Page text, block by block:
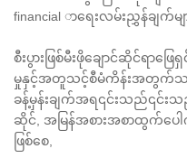
financial ာရေးလမ်းညွှန်ချက်မ
စီးပွားဖြစ်မီးဖိုချောင်ဆိုင်ရာဖ
မှုနှင့်အတူသင့်စီမံကိန်းအတွက်သ
ခန့်မှန်းချက်အရ၎င်းသည်၎င်း
ဆိုင်, အမြန်အစားအစာထွက်ပေ
ဖြစ်စေ,